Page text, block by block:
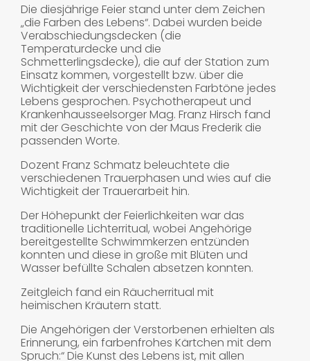
Die diesjährige Feier stand unter dem Zeichen
„die Farben des Lebens“. Dabei wurden beide
Verabschiedungsdecken (die
Temperaturdecke und die
Schmetterlingsdecke), die auf der Station zum
Einsatz kommen, vorgestellt bzw. über die
Wichtigkeit der verschiedensten Farbtöne jedes
Lebens gesprochen. Psychotherapeut und
Krankenhausseelsorger Mag. Franz Hirsch fand
mit der Geschichte von der Maus Frederik die
passenden Worte.
Dozent Franz Schmatz beleuchtete die
verschiedenen Trauerphasen und wies auf die
Wichtigkeit der Trauerarbeit hin.
Der Höhepunkt der Feierlichkeiten war das
traditionelle Lichterritual, wobei Angehörige
bereitgestellte Schwimmkerzen entzünden
konnten und diese in große mit Blüten und
Wasser befüllte Schalen absetzen konnten.
Zeitgleich fand ein Räucherritual mit
heimischen Kräutern statt.
Die Angehörigen der Verstorbenen erhielten als
Erinnerung, ein farbenfrohes Kärtchen mit dem
Spruch:“ Die Kunst des Lebens ist, mit allen